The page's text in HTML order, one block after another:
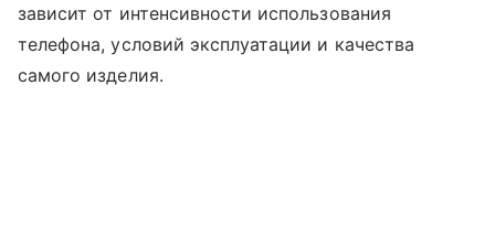
зависит от интенсивности использования
телефона, условий эксплуатации и качества
самого изделия.